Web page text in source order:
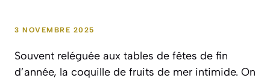
3 NOVEMBRE 2025
Souvent reléguée aux tables de fêtes de fin
d’année, la coquille de fruits de mer intimide. On